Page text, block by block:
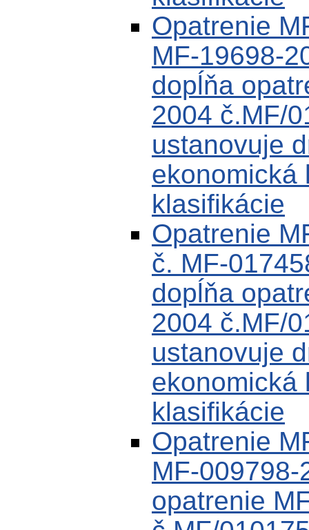
Opatrenie
MF-19698-
dopĺňa
2004 č.MF/
ustanovuje
ekonomická
klasifikácie
Opatrenie
č. MF-
dopĺňa
2004 č.MF/
ustanovuje
ekonomická
klasifikácie
Opatrenie
MF-
opatrenie